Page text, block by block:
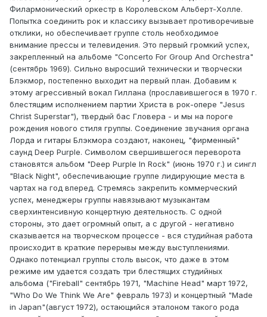
Филармонический оркестр в Королевском Альберт-Холле.
Попытка соединить рок и классику вызывает противоречивые
отклики, но обеспечивает группе столь необходимое
внимание прессы и телевидения. Это первый громкий успех,
закрепленный на альбоме "Concerto For Group And Orchestra"
(сентябрь 1969). Сильно выросший технически и творчески
Блэкмор, постепенно выходит на первый план. Добавим к
этому агрессивный вокал Гиллана (прославившегося в 1970 г.
блестящим исполнением партии Христа в рок-опере "Jesus
Christ Superstar"), твердый бас Гловера - и мы на пороге
рождения нового стиля группы. Соединение звучания органа
Лорда и гитары Блэкмора создают, наконец, "фирменный"
саунд Deep Purple. Символом свершившегося переворота
становятся альбом "Deep Purple In Rock" (июнь 1970 г.) и сингл
"Black Night", обеспечивающие группе лидирующие места в
чартах на год вперед. Стремясь закрепить коммерческий
успех, менеджеры группы навязывают музыкантам
сверхинтенсивную концертную деятельность. С одной
стороны, это дает огромный опыт, а с другой - негативно
сказывается на творческом процессе - вся студийная работа
происходит в краткие перерывы между выступлениями.
Однако потенциал группы столь высок, что даже в этом
режиме им удается создать три блестящих студийных
альбома ("Fireball" сентябрь 1971, "Machine Head" март 1972,
"Who Do We Think We Are" февраль 1973) и концертный "Made
in Japan"(август 1972), остающийся эталоном такого рода